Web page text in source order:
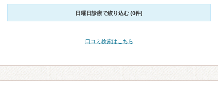
日曜日診療で絞り込む (0件)
口コミ検索はこちら